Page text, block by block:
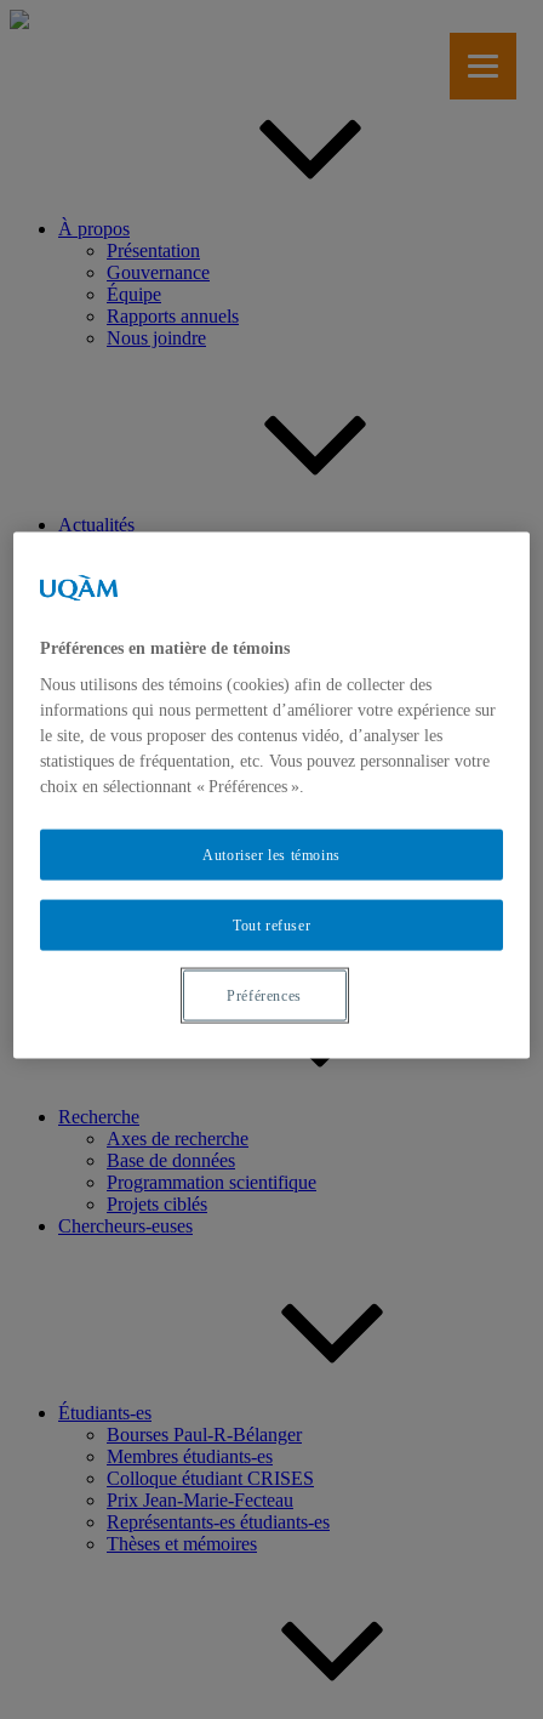
Aller
À propos
Présentation
Gouvernance
Équipe
Rapports annuels
Nous joindre
Actualités
Communiqués
Archives et bilans
Colloque international CRISES
Vidéos et baladodiffusions
Recherche
Axes de recherche
Base de données
Programmation scientifique
Projets ciblés
Chercheurs-euses
Étudiants-es
Bourses Paul-R-Bélanger
Membres étudiants-es
Colloque étudiant CRISES
Prix Jean-Marie-Fecteau
Représentants-es étudiants-es
Thèses et mémoires
Préférences en matière de témoins
Nous utilisons des témoins (cookies) afin de collecter des
informations qui nous permettent d’améliorer votre expérience sur
le site, de vous proposer des contenus vidéo, d’analyser les
statistiques de fréquentation, etc. Vous pouvez personnaliser votre
choix en sélectionnant « Préférences ».
Tout refuser
Autoriser les témoins
Préférences